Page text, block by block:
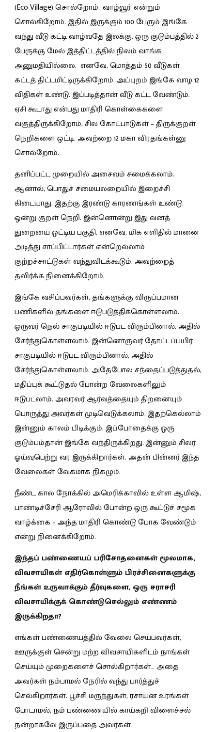
(Eco Village) சொல்றோம். 'வாழ்வூர்' என்றும்
சொல்கிறோம். இதில் இருக்கும் 100 பேரும் இங்கே
வந்து வீடு கட்டி வாழ்வதே இலக்கு. ஒரு குடும்பத்தில் 2
பேருக்கு மேல் இத்திட்டத்தில் நிலம் வாங்க
அனுமதியில்லை. எனவே, மொத்தம் 50 வீடுகள்
கட்டத் திட்டமிட்டிருக்கிறோம். அப்புறம் இங்கே வாழ 12
விதிகள் உண்டு. இப்படித்தான் வீடு கட்ட வேண்டும்.
ஏசி கூடாது என்பது மாதிரி கொள்கைகளை
வகுத்திருக்கிறோம், சில கோட்பாடுகள் – திருக்குறள்
நெறிகளை ஒட்டி. அவற்றை 12 மகா விரதங்கள்னு
சொல்றோம்.
தனிப்பட்ட முறையில் அசைவம் சமைக்கலாம்.
ஆனால், பொதுச் சமையலறையில் இறைச்சி
கிடையாது. இதற்கு இரண்டு காரணங்கள் உண்டு.
ஒன்று குறள் நெறி. இன்னொன்று இது வனத்
துறையை ஒட்டிய பகுதி. எனவே, மிக எளிதில் மானை
அடித்து சாப்பிட்டார்கள் என்றெல்லாம்
குற்றச்சாட்டுகள் வந்துவிடக்கூடும். அவற்றைத்
தவிர்க்க நினைக்கிறோம்.
இங்கே வசிப்பவர்கள், தங்களுக்கு விருப்பமான
பணிகளில் தங்களை ஈடுபடுத்திக்கொள்ளலாம்.
ஒருவர் நெல் சாகுபடியில் ஈடுபட விரும்பினால், அதில்
சேர்ந்துகொள்ளலாம். இன்னொருவர் தோட்டப்பயிர்
சாகுபடியில் ஈடுபட விரும்பினால், அதில்
சேர்ந்துகொள்ளலாம். அதேபோல சந்தைப்படுத்துதல்,
மதிப்புக் கூட்டுதல் போன்ற வேலைகளிலும்
ஈடுபடலாம். அவரவர் ஆர்வத்தையும் திறனையும்
பொருத்து அவர்கள் முடிவெடுக்கலாம். இதற்கெல்லாம்
இன்னும் காலம் பிடிக்கும். இப்போதைக்கு ஒரு
குடும்பம்தான் இங்கே வந்திருக்கிறது. இன்னும் சிலர்
ஓய்வுபெற்று வர இருக்கிறார்கள். அதன் பின்னர் இந்த
வேலைகள் வேகமாக நிகழும்.
நீண்ட கால நோக்கில் அமெரிக்காவில் உள்ள ஆமிஷ்,
பாண்டிச்சேரி ஆரோவில் போன்ற ஒரு கூட்டுச் சமூக
வாழ்க்கை – அந்த மாதிரி கொண்டு போக வேண்டும்
என்று நினைக்கிறோம்.
இந்தப் பண்ணையப் பரிசோதனைகள் மூலமாக,
விவசாயிகள் எதிர்கொள்ளும் பிரச்சினைகளுக்கு
நீங்கள் உருவாக்கும் தீர்வுகளை, ஒரு சராசரி
விவசாயிக்குக் கொண்டுசெல்லும் எண்ணம்
இருக்கிறதா?
எங்கள் பண்ணையத்தில் வேலை செய்பவர்கள்,
ஊருக்குள் சென்று மற்ற விவசாயிகளிடம் நாங்கள்
செய்யும் முறைகளைச் சொல்கிறார்கள்… அதை
அவர்கள் நம்பாமல் நேரில் வந்து பார்த்துச்
செல்கிறார்கள். பூச்சி மருந்துகள், ரசாயன உரங்கள்
போடாமல், நம் பண்ணையில் காய்கறி விளைச்சல்
நன்றாகவே இருப்பதை அவர்கள்